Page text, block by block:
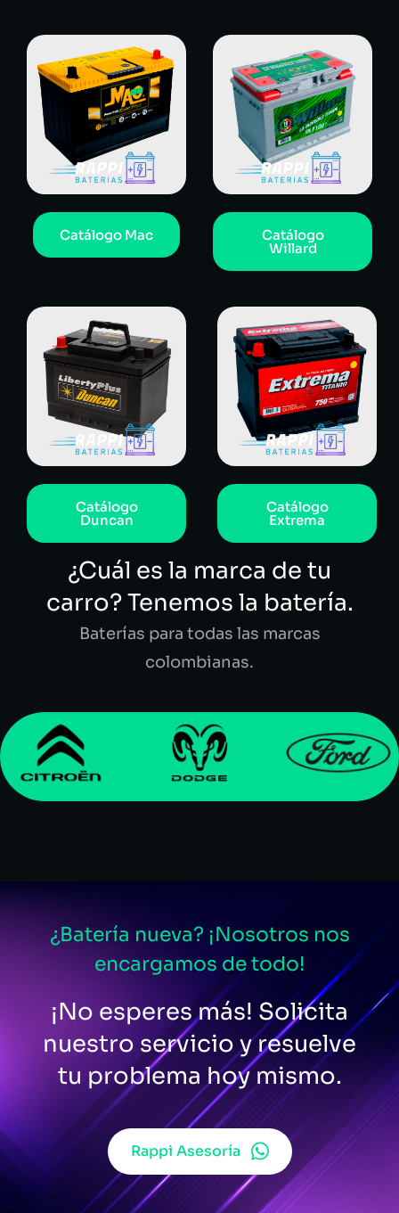
Catálogo Mac Catálogo
Willard
Catálogo
Duncan
Catálogo
Extrema
¿Cuál es la marca de tu
carro? Tenemos la batería.
Baterías para todas las marcas
colombianas.
¿Batería nueva? ¡Nosotros nos
encargamos de todo!
¡No esperes más! Solicita
nuestro servicio y resuelve
tu problema hoy mismo.
Rappi Asesoría